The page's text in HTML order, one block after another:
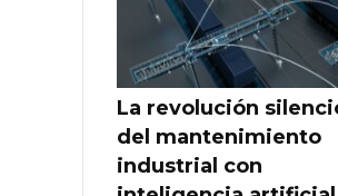
La revolución
del mantenimiento
industrial con